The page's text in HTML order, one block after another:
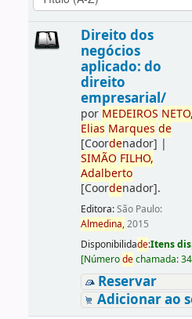
Direito dos
negócios
aplicado: do
direito
empresarial/
por MEDEIROS NETO,
Elias Marques de
[Coordenador] |
SIMÃO FILHO,
Adalberto
[Coordenador].
Editora:São Paulo:
Almedina,2015
Disponibilidade:Itens
[Númerodechamada:
Reservar
Adicionar ao